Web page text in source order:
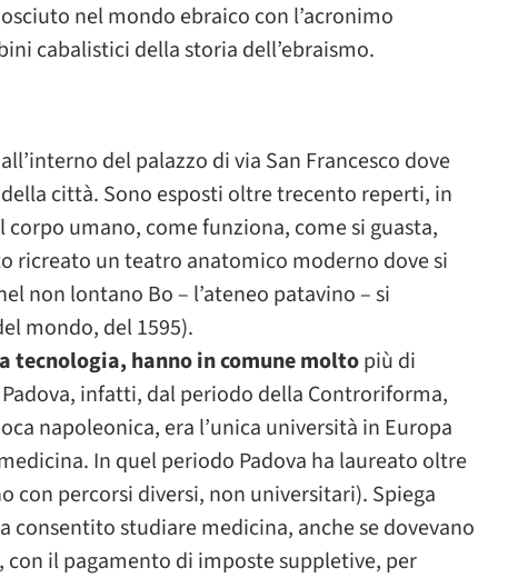
nel mondo ebraico con l’acronimo
cabalistici della storia dell’ebraismo.
del palazzo di via San Francesco dove
città. Sono esposti oltre trecento reperti, in
umano, come funziona, come si guasta,
ricreato un teatro anatomico moderno dove si
non lontano Bo – l’ateneo patavino – si
mondo, del 1595).
tecnologia, hanno in comune moltopiù di
infatti, dal periodo della Controriforma,
napoleonica, era l’unica università in Europa
In quel periodo Padova ha laureato oltre
con percorsi diversi, non universitari). Spiega
consentito studiare medicina, anche se dovevano
il pagamento di imposte suppletive, per